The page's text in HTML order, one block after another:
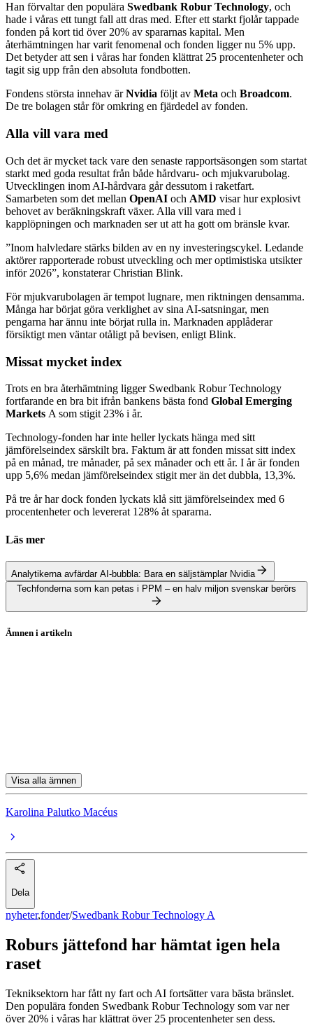
Han förvaltar den populära Swedbank Robur Technology, och
hade i våras ett tungt fall att dras med. Efter ett starkt fjolår tappade
fonden på kort tid över 20% av spararnas kapital. Men
återhämtningen har varit fenomenal och fonden ligger nu 5% upp.
Det betyder att sen i våras har fonden klättrat 25 procentenheter och
tagit sig upp från den absoluta fondbotten.
Fondens största innehav ärNvidia följt av Meta och Broadcom.
De tre bolagen står för omkring en fjärdedel av fonden.
Alla vill vara med
Och det är mycket tack vare den senaste rapportsäsongen som startat
starkt med goda resultat från både hårdvaru- och mjukvarubolag.
Utvecklingen inom AI-hårdvara går dessutom i raketfart.
Samarbeten som det mellan OpenAI och AMD visar hur explosivt
behovet av beräkningskraft växer. Alla vill vara med i
kapplöpningen och marknaden ser ut att ha gott om bränsle kvar.
”Inom halvledare stärks bilden av en ny investeringscykel. Ledande
aktörer rapporterade robust utveckling och mer optimistiska utsikter
inför 2026”, konstaterar Christian Blink.
För mjukvarubolagen är tempot lugnare, men riktningen densamma.
Många har börjat göra verklighet av sina AI-satsningar, men
pengarna har ännu inte börjat rulla in. Marknaden applåderar
försiktigt men väntar otåligt på bevisen, enligt Blink.
Missat mycket index
Trots en bra återhämtning ligger Swedbank Robur Technology
fortfarande en bra bit ifrån bankens bästa fond Global Emerging
Markets A som stigit 23% i år.
Technology-fonden har inte heller lyckats hänga med sitt
jämförelseindex särskilt bra. Faktum är att fonden missat sitt index
på en månad, tre månader, på sex månader och ett år. I år är fonden
upp 5,6% medan jämförelseindex stigit mer än det dubbla, 13,3%.
På tre år har dock fonden lyckats klå sitt jämförelseindex med 6
procentenheter och levererat 128% åt spararna.
Läs mer
Analytikerna avfärdar AI-bubbla: Bara en säljstämplar Nvidia
Techfonderna som kan petas i PPM – en halv miljon svenskar berörs
Ämnen i artikeln
Visa alla ämnen
Karolina Palutko Macéus
Dela
nyheter,fonder/Swedbank Robur Technology A
Roburs jättefond har hämtat igen hela
raset
Tekniksektorn har fått ny fart och AI fortsätter vara bästa bränslet.
Den populära fonden Swedbank Robur Technology som var ner
över 20% i våras har klättrat över 25 procentenheter sen dess.